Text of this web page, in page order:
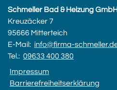
Schmeller Bad & Heizung GmbH
Kreuzäcker 7
95666 Mitterteich
E-Mail: info@firma-
Tel.: 09633 400 380
Impressum
Barrierefreiheitserklärung